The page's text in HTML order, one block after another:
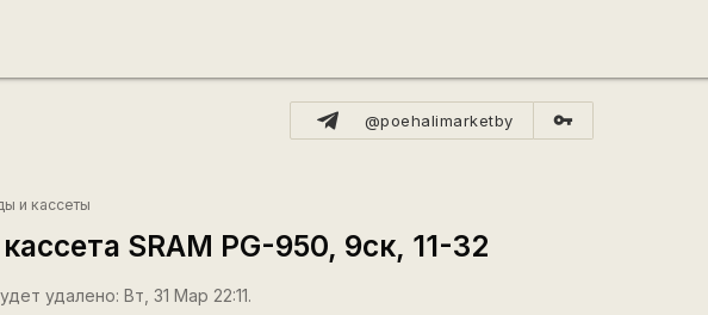
@poehalimarketby vpn_key
и кассеты
SRAM PG-950, 9ск, 11-32
удалено: Вт, 31 Мар 22:11.